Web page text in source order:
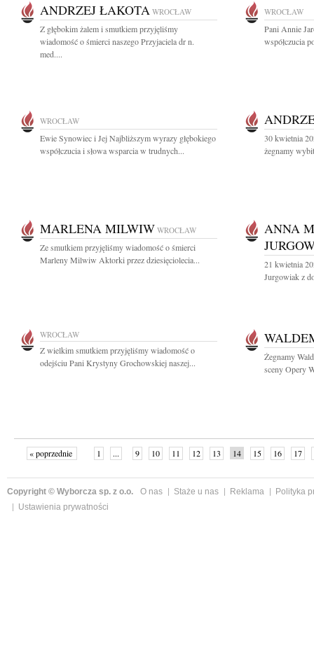
ANDRZEJ ŁAKOTA WROCŁAW
Z głębokim żalem i smutkiem przyjęliśmy
wiadomość o śmierci naszego Przyjaciela dr n.
med....
WROCŁAW
Pani Annie
współczucia
WROCŁAW
Ewie Synowiec i Jej Najbliższym wyrazy głębokiego
współczucia i słowa wsparcia w trudnych...
30 kwietnia
żegnamy
MARLENA MILWIW WROCŁAW
Ze smutkiem przyjęliśmy wiadomość o śmierci
Marleny Milwiw Aktorki przez dziesięciolecia...
ANNA
21 kwietnia
Jurgowiak z
WROCŁAW
Z wielkim smutkiem przyjęliśmy wiadomość o
odejściu Pani Krystyny Grochowskiej naszej...
Żegnamy
sceny Opery
« poprzednie 1 ... 9 10 11 12 13 14 15 16 17
Copyright © Wyborcza sp. z o.o. O nas Staże u nas Reklama
Polityka
Ustawienia prywatności